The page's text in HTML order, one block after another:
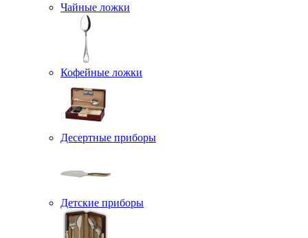
Чайные ложки
Кофейные ложки
Десертные приборы
Детские приборы